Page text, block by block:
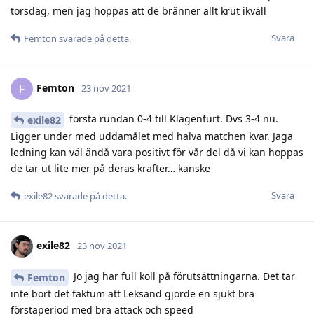
torsdag, men jag hoppas att de bränner allt krut ikväll
Svara
Femton svarade på detta.
F Femton 23 nov 2021
exile82
första rundan 0-4 till Klagenfurt. Dvs 3-4 nu.
Ligger under med uddamålet med halva matchen kvar. Jaga
ledning kan väl ändå vara positivt för vår del då vi kan hoppas
de tar ut lite mer på deras krafter… kanske
Svara
exile82svarade på detta.
exile82 23 nov 2021
Femton
Jo jag har full koll på förutsättningarna. Det tar
inte bort det faktum att Leksand gjorde en sjukt bra
förstaperiod med bra attack och speed